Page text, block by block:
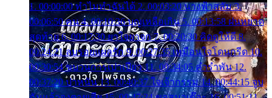
1. 00:00:00 ทำไมทำฉันได้ 2. 00:03:20 นางฟ้าสลัม 3.
00:06:50 คน 4. 00:10:36 บุญเหลือเกิน 5. 00:13:58 ฝนหยาด
สุดท้าย 6. 00:17:30 ยาใจยาจก 7. 00:20:30 คิดดูให้ดี 8.
00:24:21 ลบรอยแผลรัก 9. 00:27:35 เหมือนใจโดนกรีด 10.
00:30:54 ขบวนการเปาเปียว 11. 00:34:05 คำรำพัน 12.
00:37:20 ปาหนัน 13. 00:40:37 ใจเจ้ากรรม 14. 00:44:15 จูบ